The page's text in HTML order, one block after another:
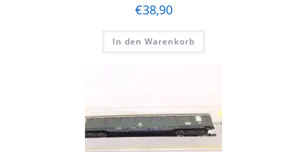
€38,90
In den Warenkorb